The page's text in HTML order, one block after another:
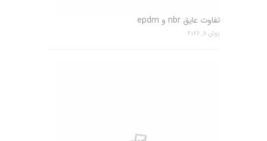
تفاوت عایق nbr و epdm
ژوئن 8, 2026